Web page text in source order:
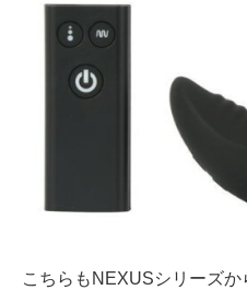
こちらもNEXUSシリーズ